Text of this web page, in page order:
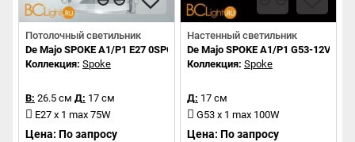
Потолочный светильник
De Majo SPOKE A1/P1 E27 0SPOK0A15
Коллекция: Spoke
В: 26.5 см Д: 17 см
E27 x 1 max 75W
Цена: По запросу
Настенный светильник
De Majo SPOKE A1/P1 G53-12V
Коллекция: Spoke
Д: 17 см
G53 x 1 max 100W
Цена: По запросу